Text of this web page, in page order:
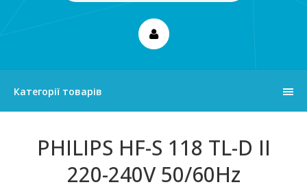
Категорії товарів
PHILIPS HF-S 118 TL-D II
220-240V 50/60Hz